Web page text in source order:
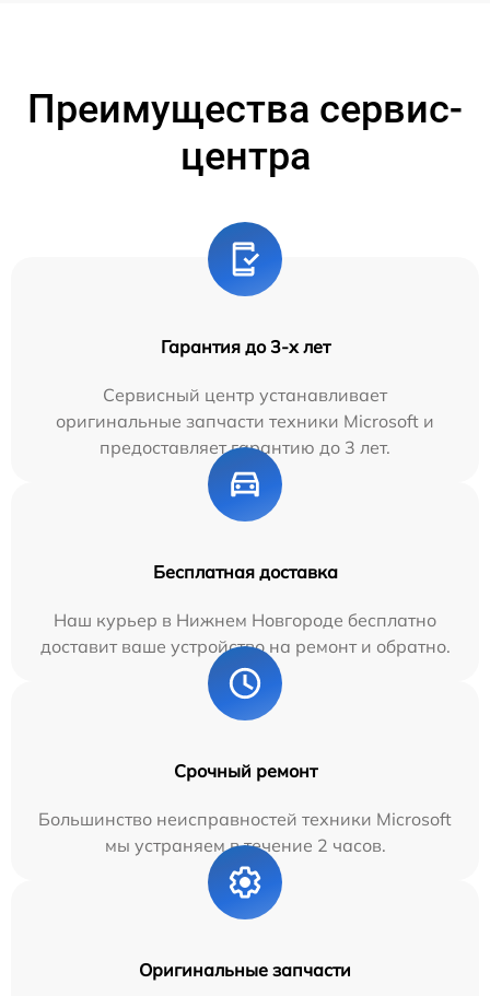
Преимущества сервис-
центра
Гарантия до 3-х лет
Сервисный центр устанавливает
оригинальные запчасти техники Microsoft и
предоставляет гарантию до 3 лет.
Бесплатная доставка
Наш курьер в Нижнем Новгороде бесплатно
доставит ваше устройство на ремонт и обратно.
Срочный ремонт
Большинство неисправностей техники Microsoft
мы устраняем в течение 2 часов.
Оригинальные запчасти